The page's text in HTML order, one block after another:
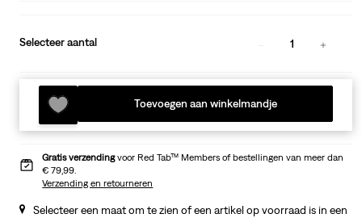
Selecteer aantal 1
Toevoegen aan winkelmandje
Gratis verzendingvoor Red Tab™ Members of bestellingen van meer dan
€ 79,99.
Verzending en retourneren
Selecteer een maat om te zien of een artikel op voorraad is in een